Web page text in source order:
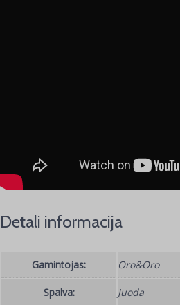
Detali informacija
Gamintojas: Oro&Oro
Spalva: Juoda